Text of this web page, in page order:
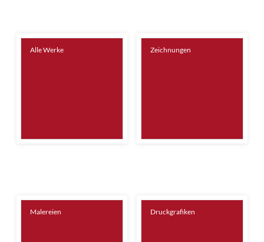
Alle Werke Zeichnungen
Malereien Druckgrafiken